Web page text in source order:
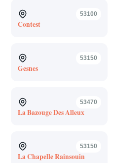
53100
Contest
53150
Gesnes
53470
La Bazouge Des Alleux
53150
La Chapelle Rainsouin